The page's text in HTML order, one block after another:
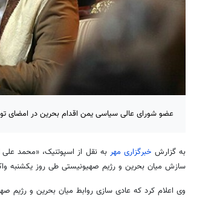
عضو شورای عالی سیاسی یمن اقدام بحرین در امضای
به گزارش خبرگزاری مهربه نقل از اسپوتنیک، «محمد
سازش میان بحرین و رژیم صهیونیستی طی روز یکشنبه
وی اعلام کرد که عادی سازی روابط میان بحرین و رژیم